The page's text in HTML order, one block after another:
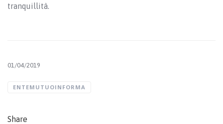
tranquillità.
01/04/2019
ENTEMUTUOINFORMA
Share